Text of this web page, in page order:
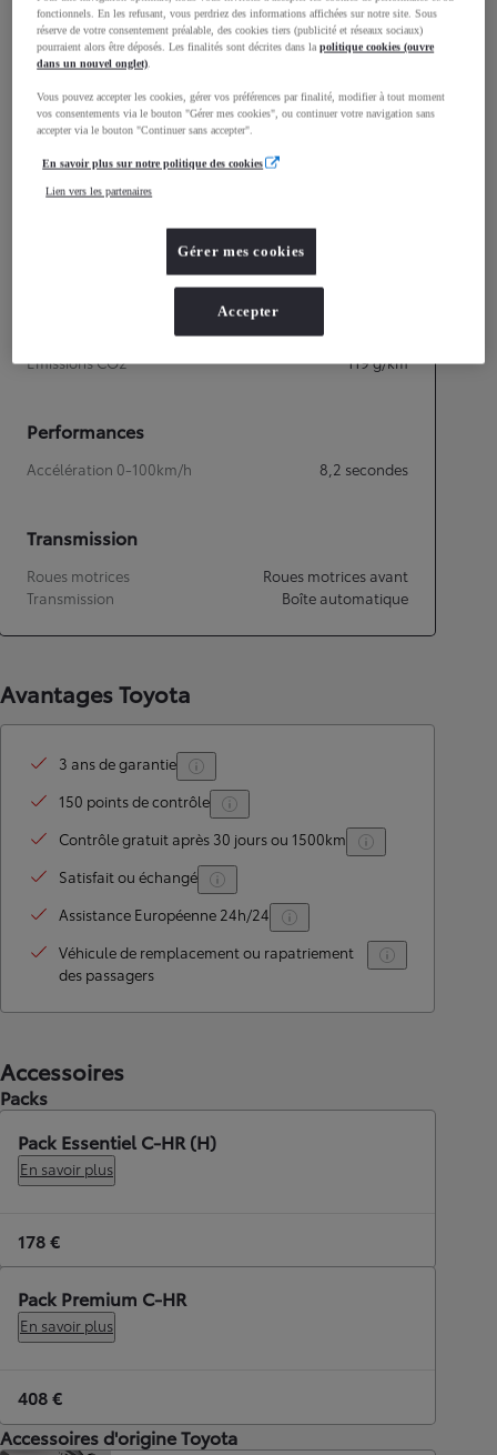
Longueur
Hauteur
5,3
Émissions CO2
119g/km
Performances
Accélération 0-100km/h 8,2 secondes
Transmission
Roues motrices
Roues motrices avant
Transmission
Boîte automatique
Avantages Toyota
3 ans de garantie
150 points de contrôle
Contrôle gratuit après 30 jours ou 1500km
Satisfait ou échangé
Assistance Européenne 24h/24
Véhicule de remplacement ou rapatriement
des passagers
Accessoires
Packs
Pack Essentiel C-HR (H)
En savoir plus
178 €
Pack Premium C-HR
En savoir plus
408 €
Accessoires d'origine Toyota
fonctionnels. En les refusant, vous perdriez des informations affichées sur notre site. Sous
réserve de votre consentement préalable, des cookies tiers (publicité et réseaux sociaux)
pourraient alors être déposés. Les finalités sont décrites dans lapolitique cookies (ouvre
dans un nouvel onglet)
Vous pouvez accepter les cookies, gérer vos préférences par finalité, modifier à tout moment
vos consentements via le bouton "Gérer mes cookies", ou continuer votre navigation sans
accepter via le bouton "Continuer sans accepter".
En savoir plus sur notre politique des cookies
Lien vers les partenaires
Gérer mes cookies
Accepter